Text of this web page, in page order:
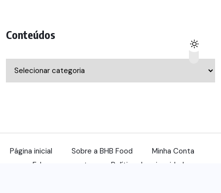
Conteúdos
Página inicial Sobre a BHB Food
Minha Conta
Fale com a gente
Política de privacidade